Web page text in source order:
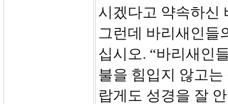
시겠다고 약속하신
그런데 바리새인들
십시오. “바리새인
불을 힘입지 않고
랍게도 성경을 잘